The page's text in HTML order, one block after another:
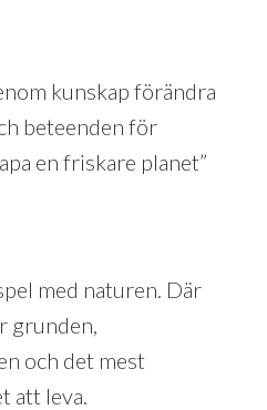
kunskap förändra
beteenden för
en friskare planet”
med naturen. Där
grunden,
och det mest
att leva.